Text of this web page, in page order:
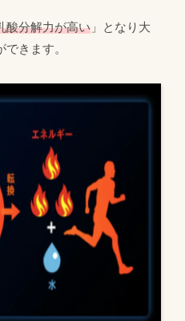
酸分解力が高い 」となり大
きます。